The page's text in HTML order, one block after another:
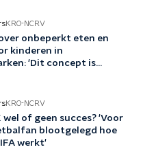
KRO-NCRV
onbeperkt eten en
kinderen in
'Dit concept is
KRO-NCRV
wel of geen succes? 'Voor
blootgelegd hoe
werkt'